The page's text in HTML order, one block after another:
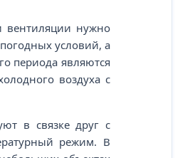
вентиляции нужно
условий, а
периода являются
воздуха с
в связке друг с
режим. В